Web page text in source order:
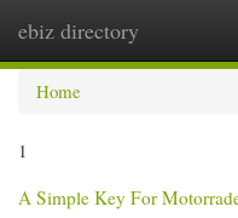
ebiz directory
Home
1
A Simple Key For